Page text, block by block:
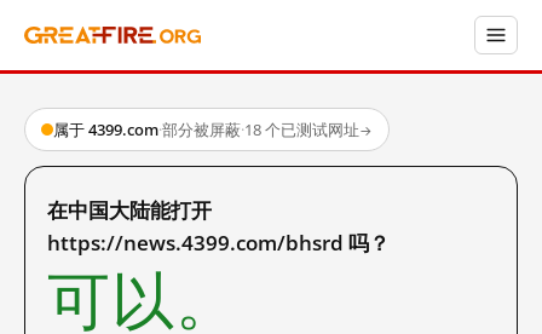
属于 4399.com·部分被屏蔽·18 个已测试网址→
在中国大陆能打开
https://news.4399.com/bhsrd 吗？
可以。